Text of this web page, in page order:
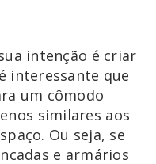
intenção é criar
interessante que
um cômodo
similares aos
Ou seja, se
e armários